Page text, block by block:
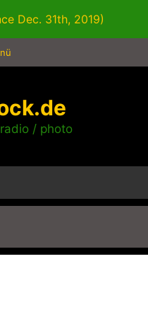
Dec. 31th, 2019)
/ photo